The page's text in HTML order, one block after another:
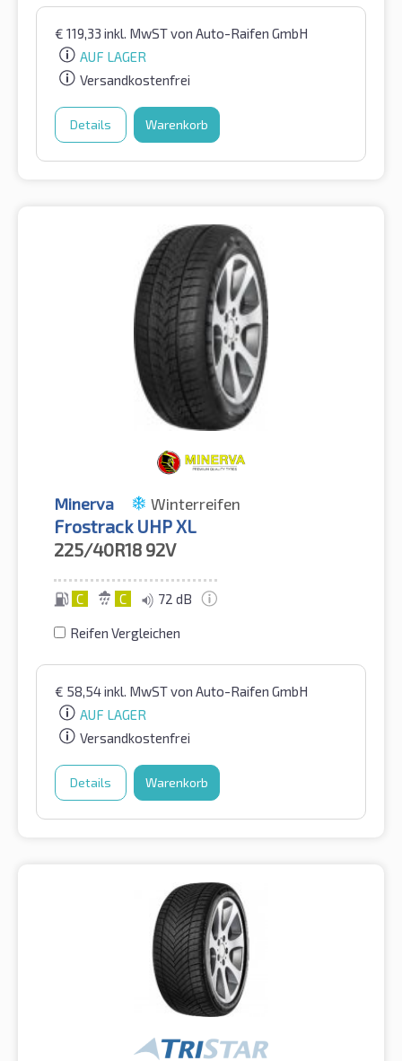
€ 119,33 inkl. MwSTvon Auto-Raifen GmbH
AUF LAGER
Versandkostenfrei
Details Warenkorb
Minerva Winterreifen
Frostrack UHP XL
225/40R18 92V
C C 72 dB
Reifen Vergleichen
€ 58,54inkl. MwSTvon Auto-Raifen GmbH
AUF LAGER
Versandkostenfrei
Details Warenkorb